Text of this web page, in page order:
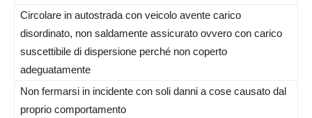
Circolare in autostrada con veicolo avente carico
disordinato, non saldamente assicurato ovvero con carico
suscettibile di dispersione perché non coperto
adeguatamente
Non fermarsi in incidente con soli danni a cose causato dal
proprio comportamento